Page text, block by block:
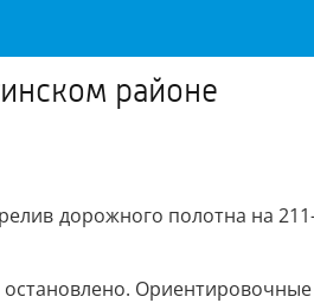
районе
дорожного полотна на